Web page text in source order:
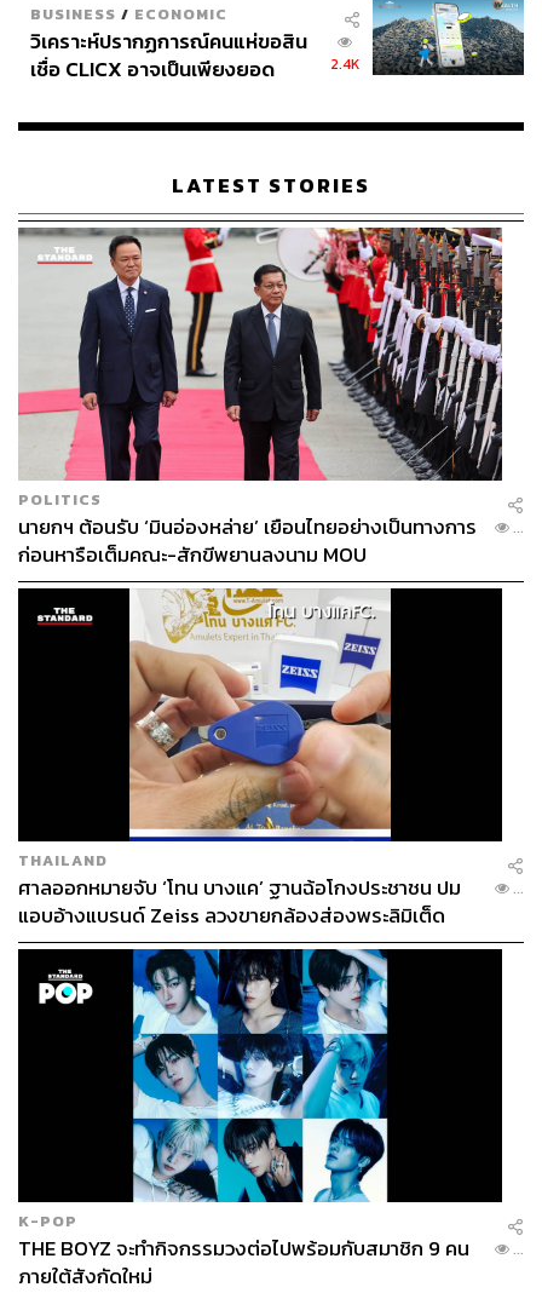
การทำงานกับแบรนด์เครื่องสำอางต่างๆ ก็ต้องมีการ
Reinvent กันว่าจะทำอย่างไร อย่างงานประกาศรางวัลในปีนี้
เป็นเดือนมีนาคมที่ผ่านมา โควิด-19 มันระบาดหนัก ทุกอย่า
2020 ครั้งที่ 72 ก็เป็นรูปแบบของออนไลน์ไป ก็จะเป็น Red
Carpet ผ่านทาง Zoom ซึ่งงานที่ทำกับแบรนด์ต่างๆ ก็มีการ
Reinvent อาจจะถ่ายจากที่เมืองไทยแล้วส่งไปที่โน่น หรือถ้า
เป็นงานดารา ก็โชคดีที่ดาราที่เป็นลูกค้าของเราตอนนี้เขาก็
อยู่ในช่วงที่ไม่ได้โปรโมตอะไร เราก็ไม่เสียงาน แต่เหมือนเขา
ก็อยู่ในช่วงพักเพื่อรอวันจะไปถ่ายหนัง และเราก็ไม่ได้แต่ง
เวลาเขาถ่ายหนังอยู่แล้ว เราจะแต่งเฉพาะในงานพรมแดง
งานโฆษณา หรืองานถ่ายปกหนังสือ ซึ่งในการทำงานของ
ดาราต่างๆ ตอนนี้ทางอเมริกาก็เริ่มจะทยอยกลับมาทำงานกัน
แล้ว และถ้าดาราที่เป็นลูกค้าของเราจะเริ่มกลับมาทำงาน
เพื่อโปรโมตหรือถ่ายงานต่างๆ เราก็อาจจะต้องกลับไปเมื่อถึง
เวลา
View this post on Instagram
#FBF In Hollywood, In The Room @variety @arman
ibeauty 💄💋🎬✨✨✨ I never thought I’d get to do this
BUSINESS / ECONOMIC
วิเคราะห์ปรากฏการณ์คนแห่ขอสิน
เชื่อ CLICX อาจเป็นเพียงยอด
เรือนไทยที่ถูกซุกไว้
2.4K
LATEST STORIES
POLITICS
นายกฯ ต้อนรับ ‘มินอ่องหล่าย’ เยือนไทยอย่างเป็นทางการ
ก่อนหารือเต็มคณะ-สักขีพยานลงนาม MOU
...
THAILAND
ศาลออกหมายจับ ‘โทน บางแค’ ฐานฉ้อโกงประชาชน ปม
แอบอ้างแบรนด์ Zeiss ลวงขายกล้องส่องพระลิมิเต็ด
...
K-POP
THE BOYZ จะทำกิจกรรมวงต่อไปพร้อมกับสมาชิก 9 คน
ภายใต้สังกัดใหม่
...